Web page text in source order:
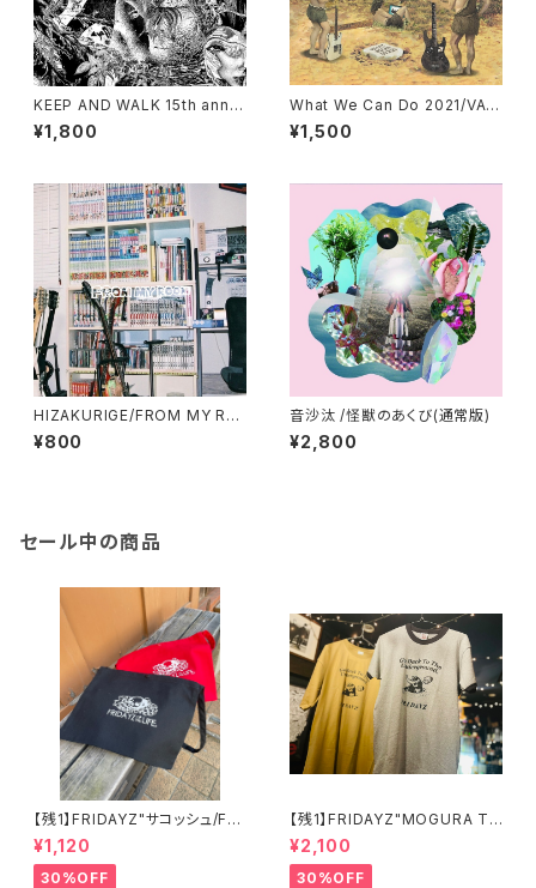
KEEP AND WALK 15th anniv
ersary compilation album/
VA(CD)
¥1,800
What We Can Do 2021/VA
(CD)
¥1,500
HIZAKURIGE/FROM MY RO
OM(CD)
¥800
音沙汰 /怪獣のあくび(通常版)
¥2,800
セール中の商品
【残1】FRIDAYZ"サコッシュ/FRI
DAYZ OF THE LIFE"
¥1,120
30%OFF
【残1】FRIDAYZ"MOGURA Te
e"
¥2,100
30%OFF